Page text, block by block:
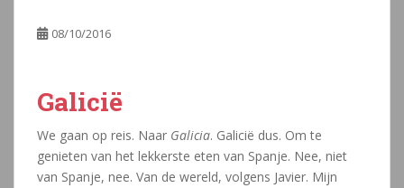
08/10/2016
Galicië
We gaan op reis. Naar Galicia. Galicië dus. Om te
genieten van het lekkerste eten van Spanje. Nee, niet
van Spanje, nee. Van de wereld, volgens Javier. Mijn